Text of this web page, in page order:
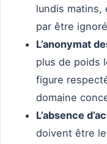
lundis matins,
par être
L’anonymat
plus de poids
figure
domaine
L’absence
doivent être le